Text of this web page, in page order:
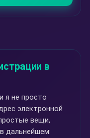
в
я не просто
электронной
вещи,
дальнейшем: